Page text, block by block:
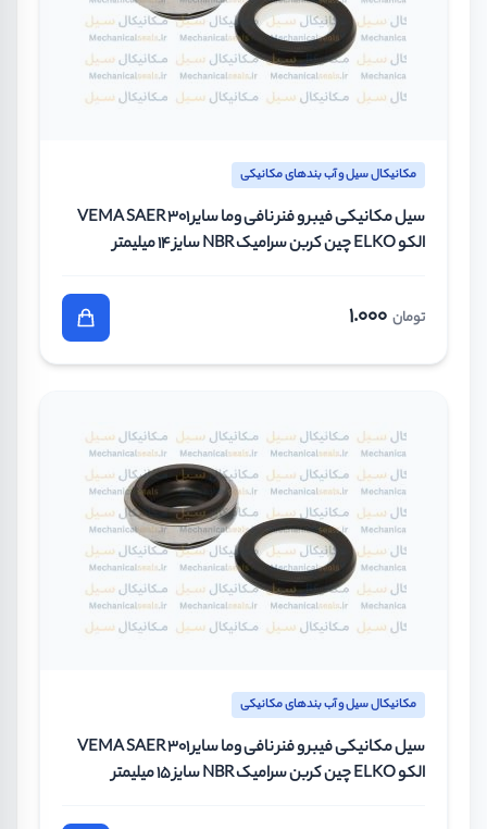
مکانیکال سیل و آب بندهای مکانیکی
سیل مکانیکی فیبر و فنر نافی وما سایر VEMA SAER 301
الکو ELKO چین کربن سرامیک NBR سایز 14 میلیمتر
تومان 1.000
مکانیکال سیل و آب بندهای مکانیکی
سیل مکانیکی فیبر و فنر نافی وما سایر VEMA SAER 301
الکو ELKO چین کربن سرامیک NBR سایز 15 میلیمتر